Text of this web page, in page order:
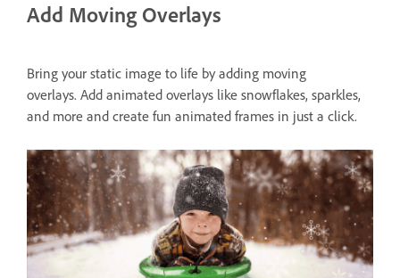
Add Moving Overlays
Bring your static image to life by adding moving
overlays. Add animated overlays like snowflakes, sparkles,
and more and create fun animated frames in just a click.